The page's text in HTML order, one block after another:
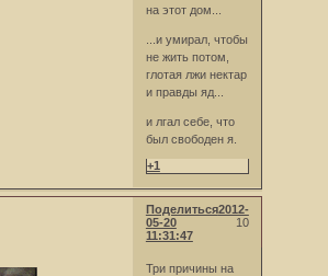
на этот дом...
...и умирал, чтобы
не жить потом,
глотая лжи нектар
и правды яд...
и лгал себе, что
был свободен я.
+1
Поделиться
10
2012-
05-20
11:31:47
Три причины на